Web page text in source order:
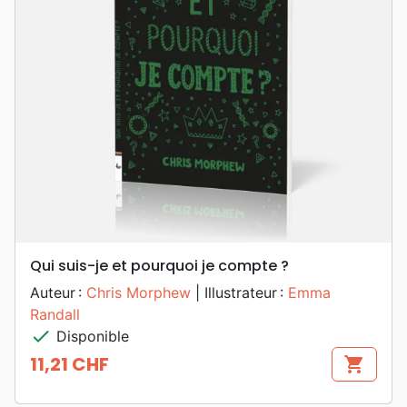
Qui suis-je et pourquoi je compte ?
Auteur : Chris Morphew | Illustrateur : Emma
Randall
check Disponible
Prix
11,21 CHF shopping_cart